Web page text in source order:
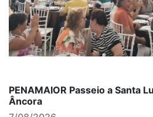
PENAMAIOR Passeio a Santa
Âncora